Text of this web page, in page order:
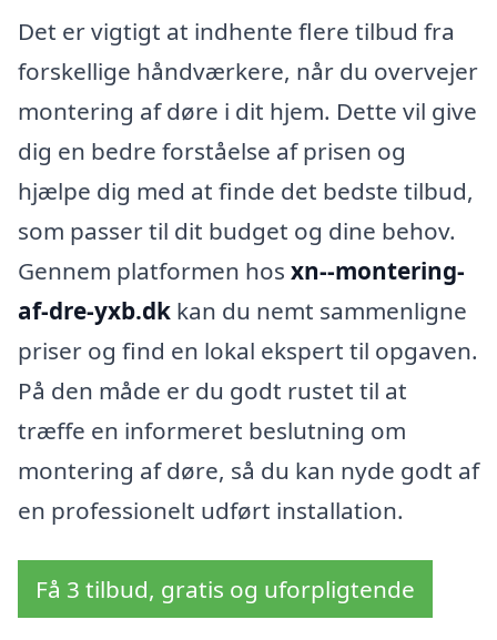
Det er vigtigt at indhente flere tilbud fra
forskellige håndværkere, når du overvejer
montering af døre i dit hjem. Dette vil give
dig en bedre forståelse af prisen og
hjælpe dig med at finde det bedste tilbud,
som passer til dit budget og dine behov.
Gennem platformen hos xn--montering-
af-dre-yxb.dk kan du nemt sammenligne
priser og find en lokal ekspert til opgaven.
På den måde er du godt rustet til at
træffe en informeret beslutning om
montering af døre, så du kan nyde godt af
en professionelt udført installation.
Få 3 tilbud, gratis og uforpligtende